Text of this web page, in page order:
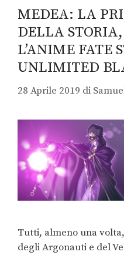
MEDEA: LA
DELLA
L’ANIME FATE
UNLIMITED
28 Aprile 2019 di
Tutti, almeno una
degli Argonauti e del